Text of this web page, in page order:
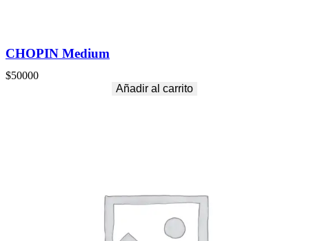
CHOPIN Medium
$50000
Añadir al carrito